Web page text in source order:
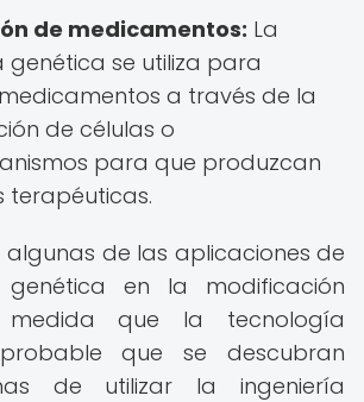
de medicamentos: La
genética se utiliza para
a través de la
de células o
para que produzcan
terapéuticas.
algunas de las aplicaciones de
genética en la modificación
que la tecnología
que se descubran
de utilizar la ingeniería